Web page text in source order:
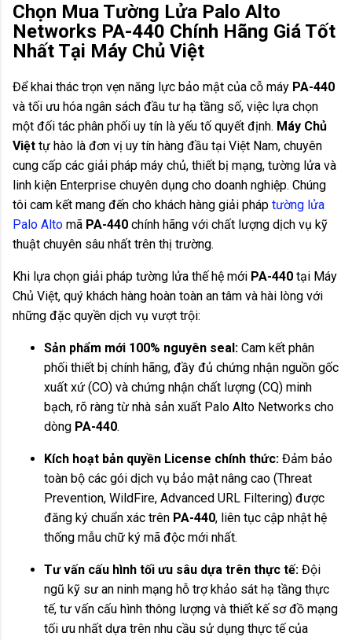
Chọn Mua Tường Lửa Palo Alto
Networks PA-440 Chính Hãng Giá Tốt
Nhất Tại Máy Chủ Việt
Để khai thác trọn vẹn năng lực bảo mật của cỗ máy PA-440
và tối ưu hóa ngân sách đầu tư hạ tầng số, việc lựa chọn
một đối tác phân phối uy tín là yếu tố quyết định. Máy Chủ
Việt tự hào là đơn vị uy tín hàng đầu tại Việt Nam, chuyên
cung cấp các giải pháp máy chủ, thiết bị mạng, tường lửa và
linh kiện Enterprise chuyên dụng cho doanh nghiệp. Chúng
tôi cam kết mang đến cho khách hàng giải pháp tường lửa
Palo Alto mã PA-440 chính hãng với chất lượng dịch vụ kỹ
thuật chuyên sâu nhất trên thị trường.
Khi lựa chọn giải pháp tường lửa thế hệ mới PA-440 tại Máy
Chủ Việt, quý khách hàng hoàn toàn an tâm và hài lòng với
những đặc quyền dịch vụ vượt trội:
Sản phẩm mới 100% nguyên seal: Cam kết phân
phối thiết bị chính hãng, đầy đủ chứng nhận nguồn gốc
xuất xứ (CO) và chứng nhận chất lượng (CQ) minh
bạch, rõ ràng từ nhà sản xuất Palo Alto Networks cho
dòng PA-440.
Kích hoạt bản quyền License chính thức: Đảm bảo
toàn bộ các gói dịch vụ bảo mật nâng cao (Threat
Prevention, WildFire, Advanced URL Filtering) được
đăng ký chuẩn xác trên PA-440, liên tục cập nhật hệ
thống mẫu chữ ký mã độc mới nhất.
Tư vấn cấu hình tối ưu sâu dựa trên thực tế: Đội
ngũ kỹ sư an ninh mạng hỗ trợ khảo sát hạ tầng thực
tế, tư vấn cấu hình thông lượng và thiết kế sơ đồ mạng
tối ưu nhất dựa trên nhu cầu sử dụng thực tế của